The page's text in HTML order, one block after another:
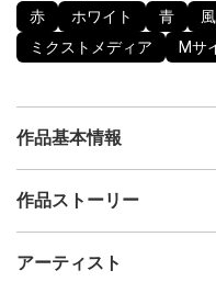
赤 ホワイト 青
ミクストメディア
Mサ
作品基本情報
出品者
制作年
作品ストーリー
渡ることができない 飛ん
アーティスト